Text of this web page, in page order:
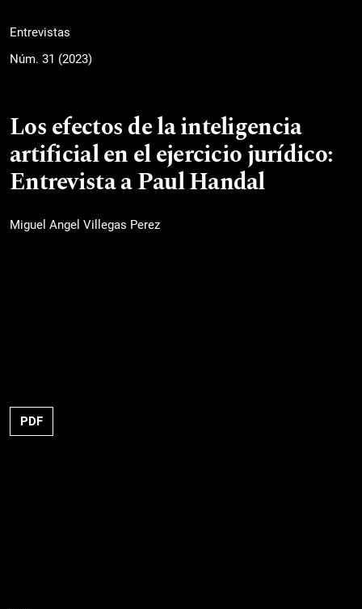
Entrevistas
Núm. 31 (2023)
Los efectos de la inteligencia
artificial en el ejercicio jurídico:
Entrevista a Paul Handal
Miguel Angel Villegas Perez
PDF